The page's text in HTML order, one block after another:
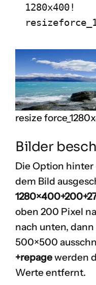
1280x400!
resize
Bilder
Die Option hinter
dem Bild
oben 200 Pixel
nach unten,
500×500
+repagewerden
Werte entfernt.